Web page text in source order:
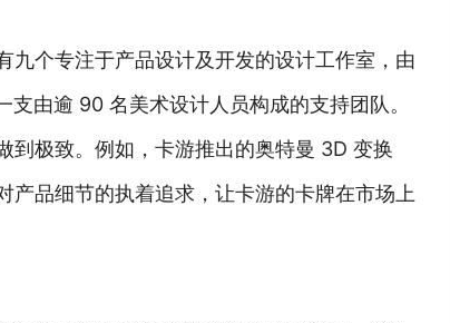
九个专注于产品设计及开发的设计工作室，由
由逾 90 名美术设计人员构成的支持团队。
到极致。例如，卡游推出的奥特曼 3D 变换
品细节的执着追求，让卡游的卡牌在市场上